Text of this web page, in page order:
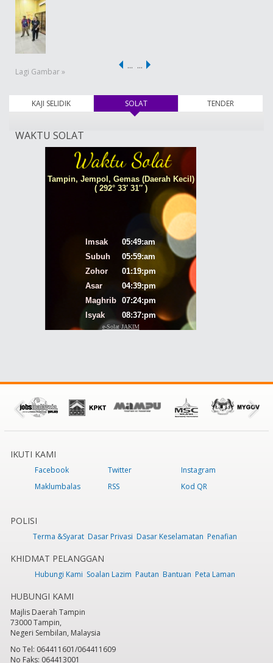
Lagi Gambar »
… …
KAJI SELIDIK SOLAT(tab aktif) TENDER
WAKTU SOLAT
IKUTI KAMI
Facebook Twitter
Instagram
Maklumbalas
RSS Kod QR
POLISI
Terma &Syarat Dasar Privasi Dasar Keselamatan Penafian
KHIDMAT PELANGGAN
Hubungi Kami Soalan Lazim Pautan Bantuan Peta Laman
HUBUNGI KAMI
Majlis Daerah Tampin
73000 Tampin,
Negeri Sembilan, Malaysia
No Tel: 064411601/064411609
No Faks: 064413001